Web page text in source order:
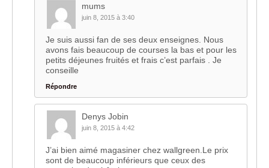
mums
juin 8, 2015 à 3:40
Je suis aussi fan de ses deux enseignes. Nous
avons fais beaucoup de courses la bas et pour les
petits déjeunes fruités et frais c’est parfais . Je
conseille
Répondre
Denys Jobin
juin 8, 2015 à 4:42
J’ai bien aimé magasiner chez wallgreen.Le prix
sont de beaucoup inférieurs que ceux des